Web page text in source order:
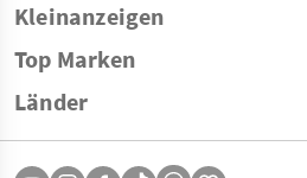
Kleinanzeigen
Top Marken
Länder